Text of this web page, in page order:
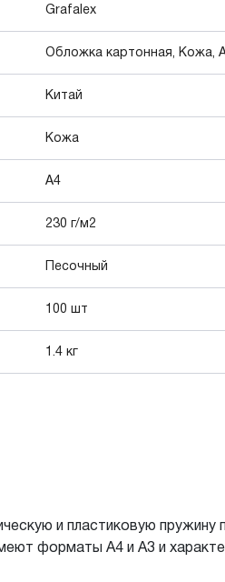
Grafalex
Обложка картонная, Кожа,
Китай
Кожа
A4
230 г/м2
Песочный
100 шт
1.4 кг
и пластиковую
форматы А4 и А3 и